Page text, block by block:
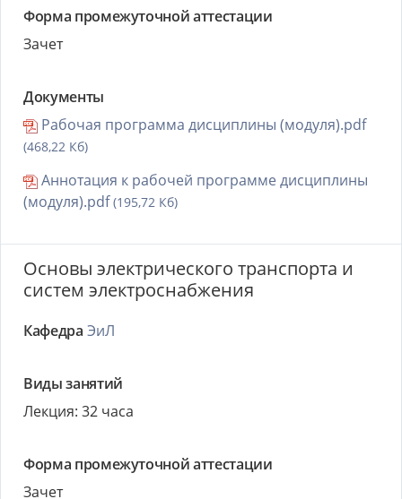
Форма промежуточной аттестации
Зачет
Документы
Рабочая программа дисциплины (модуля).pdf
(468,22 Кб)
Аннотация к рабочей программе дисциплины
(модуля).pdf(195,72 Кб)
Основы электрического транспорта и
систем электроснабжения
Кафедра ЭиЛ
Виды занятий
Лекция: 32 часа
Форма промежуточной аттестации
Зачет